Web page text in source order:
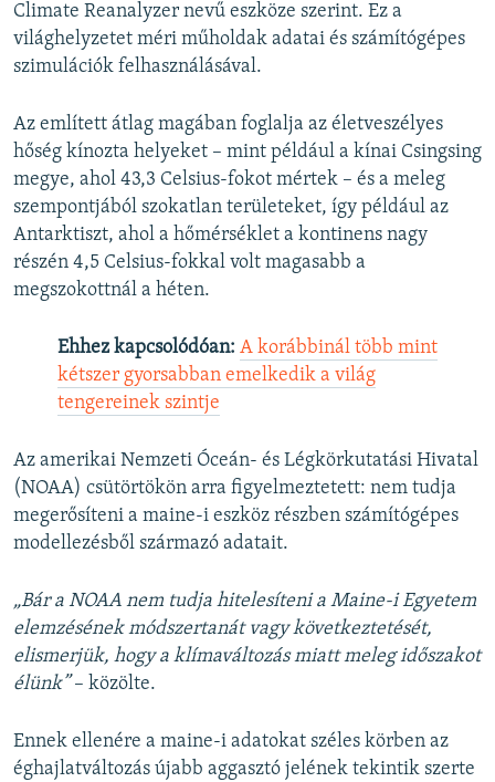
Climate Reanalyzer nevű eszköze szerint. Ez a
világhelyzetet méri műholdak adatai és számítógépes
szimulációk felhasználásával.
Az említett átlag magában foglalja az életveszélyes
hőség kínozta helyeket – mint például a kínai Csingsing
megye, ahol 43,3 Celsius-fokot mértek – és a meleg
szempontjából szokatlan területeket, így például az
Antarktiszt, ahol a hőmérséklet a kontinens nagy
részén 4,5 Celsius-fokkal volt magasabb a
megszokottnál a héten.
Ehhez kapcsolódóan: A korábbinál több mint
kétszer gyorsabban emelkedik a világ
tengereinek szintje
Az amerikai Nemzeti Óceán- és Légkörkutatási Hivatal
(NOAA) csütörtökön arra figyelmeztetett: nem tudja
megerősíteni a maine-i eszköz részben számítógépes
modellezésből származó adatait.
„Bár a NOAA nem tudja hitelesíteni a Maine-i Egyetem
elemzésének módszertanát vagy következtetését,
elismerjük, hogy a klímaváltozás miatt meleg időszakot
élünk” – közölte.
Ennek ellenére a maine-i adatokat széles körben az
éghajlatváltozás újabb aggasztó jelének tekintik szerte